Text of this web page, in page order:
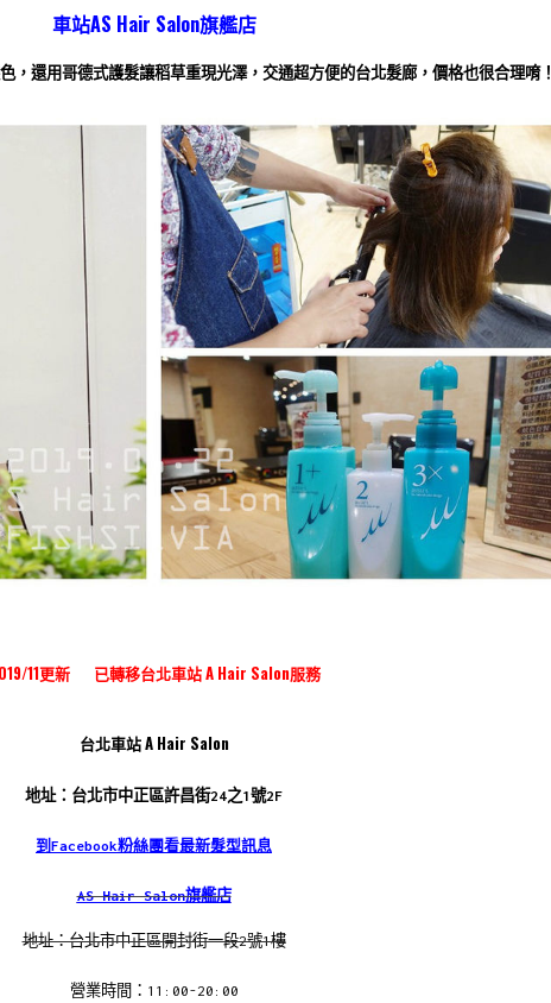
車站AS Hair Salon旗艦店
，還用哥德式護髮讓稻草重現光澤，交通超方便的台北髮廊，價格也很合理唷！
11更新 已轉移台北車站 A Hair Salon服務
台北車站 A Hair Salon
地址：台北市中正區許昌街24之1號2F
到Facebook粉絲團看最新髮型訊息
AS Hair Salon旗艦店
地址：台北市中正區開封街一段2號1樓
營業時間：11:00-20:00